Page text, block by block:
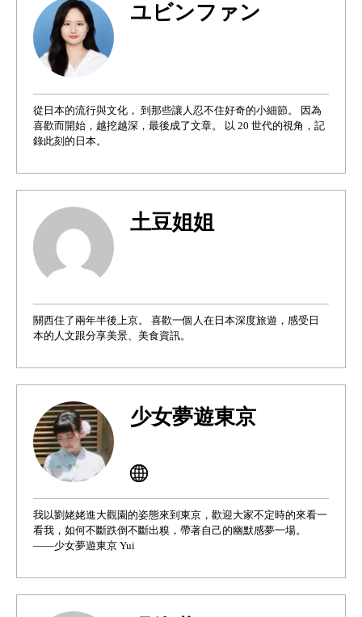
ユビンファン
從日本的流行與文化， 到那些讓人忍不住好奇的小細節。 因為
喜歡而開始，越挖越深，最後成了文章。 以 20 世代的視角，記
錄此刻的日本。
土豆姐姐
關西住了兩年半後上京。 喜歡一個人在日本深度旅遊，感受日
本的人文跟分享美景、美食資訊。
少女夢遊東京
我以劉姥姥進大觀園的姿態來到東京，歡迎大家不定時的來看一
看我，如何不斷跌倒不斷出糗，帶著自己的幽默感夢一場。
——少女夢遊東京 Yui